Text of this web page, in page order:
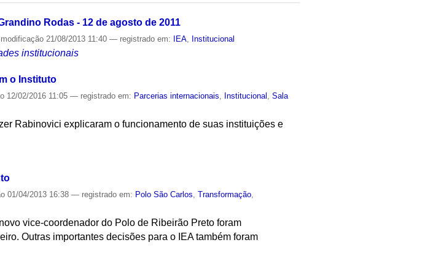
Rodas - 12 de agosto de 2011
21/08/2013 11:40— registrado em: IEA Institucional
institucionais
o Instituto
12/02/2016 11:05— registrado em: Parcerias internacionais Institucional ,Sala
Rabinovici explicaram o funcionamento de suas instituições e
01/04/2013 16:38— registrado em: Polo São Carlos,Transformação,
vice-coordenador do Polo de Ribeirão Preto foram
Outras importantes decisões para o IEA também foram